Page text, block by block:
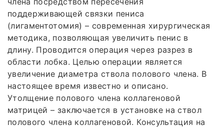
поддерживающей связки пениса
(лигаментотомия) – современная хирургическая
методика, позволяющая увеличить пенис в
длину. Проводится операция через разрез в
области лобка. Целью операции является
увеличение диаметра ствола полового члена. В
настоящее время известно и описано.
Утолщение полового члена коллагеновой
матрицей – заключается в установке на ствол
полового члена коллагеновой. Консультация на